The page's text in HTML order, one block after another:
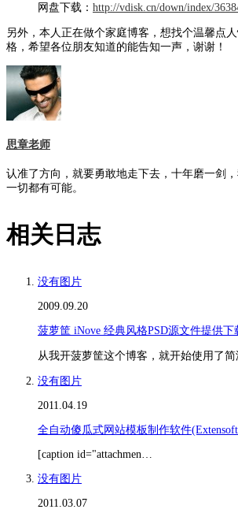
网盘下载： http://vdisk.cn/down/index/
另外，本人正在做个家庭博客，想找个温馨点
格，希望各位朋友知道的能告知一声，谢谢！
思章老师
认准了方向，就要勇敢地走下去，十年磨一剑，
一切都有可能。
相关日志
没有图片
2009.09.20
菠萝筐 iNove 经典风格PSD源文件提供下
从我开菠萝筐这个博客，就开始使用了
没有图片
2011.04.19
全自动傻瓜式网站模板制作软件
[caption id="attachmen…
没有图片
2011.03.07